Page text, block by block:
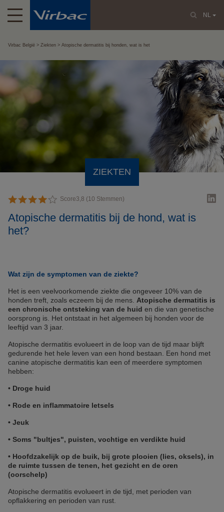
NL
Virbac België Ziekten Atopische dermatitis bij honden, wat is het
ZIEKTEN
Score3,8 (10 Stemmen)
Atopische dermatitis bij de hond, wat is
het?
Wat zijn de symptomen van de ziekte?
Het is een veelvoorkomende ziekte die ongeveer 10% van de
honden treft, zoals eczeem bij de mens. Atopische dermatitis is
een chronische ontsteking van de huid en die van genetische
oorsprong is. Het ontstaat in het algemeen bij honden voor de
leeftijd van 3 jaar.
Atopische dermatitis evolueert in de loop van de tijd maar blijft
gedurende het hele leven van een hond bestaan. Een hond met
canine atopische dermatitis kan een of meerdere symptomen
hebben:
• Droge huid
• Rode en inflammatoire letsels
• Jeuk
• Soms "bultjes", puisten, vochtige en verdikte huid
• Hoofdzakelijk op de buik, bij grote plooien (lies, oksels), in
de ruimte tussen de tenen, het gezicht en de oren
(oorschelp)
Atopische dermatitis evolueert in de tijd, met perioden van
opflakkering en perioden van rust.